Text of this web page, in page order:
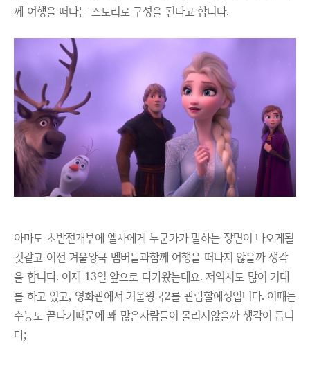
께 여행을 떠나는 스토리로 구성을 된다고 합니다.
아마도 초반전개부에 엘사에게 누군가가 말하는 장면이 나오게될
것같고 이전 겨울왕국 멤버들과함께 여행을 떠나지 않을까 생각
을 합니다. 이제 13일 앞으로 다가왔는데요. 저역시도 많이 기대
를 하고 있고, 영화관에서 겨울왕국2를 관람할예정입니다. 이떄는
수능도 끝나기때문에 꽤 많은사람들이 몰리지않을까 생각이 듭니
다;